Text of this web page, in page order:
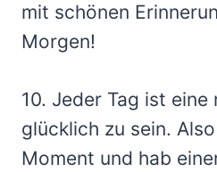
mit schönen
Morgen!
10. Jeder Tag ist eine
glücklich zu sein.
Moment und hab